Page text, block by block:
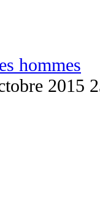
hommes
2015